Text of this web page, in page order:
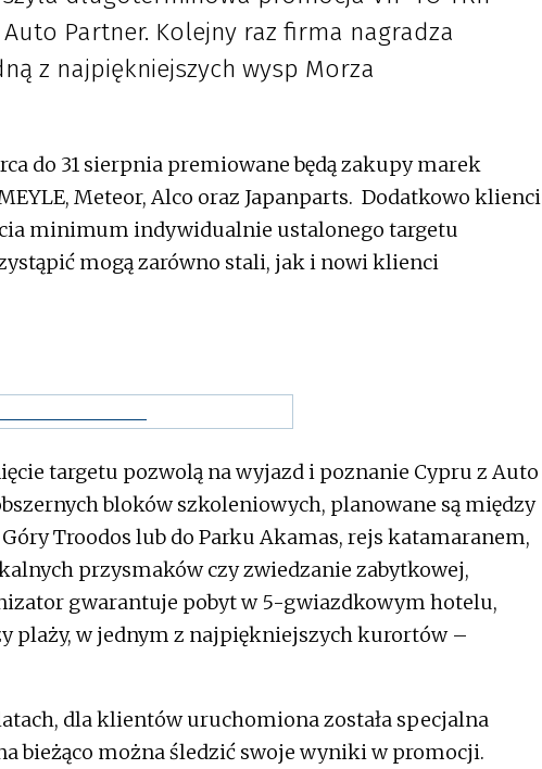
Partner. Kolejny raz firma nagradza
z najpiękniejszych wysp Morza
do 31 sierpnia premiowane będą zakupy marek
Meteor, Alco oraz Japanparts. Dodatkowo klienci
minimum indywidualnie ustalonego targetu
mogą zarówno stali, jak i nowi klienci
targetu pozwolą na wyjazd i poznanie Cypru z Auto
bloków szkoleniowych, planowane są między
Troodos lub do Parku Akamas, rejs katamaranem,
przysmaków czy zwiedzanie zabytkowej,
gwarantuje pobyt w 5-gwiazdkowym hotelu,
plaży, w jednym z najpiękniejszych kurortów –
dla klientów uruchomiona została specjalna
bieżąco można śledzić swoje wyniki w promocji.